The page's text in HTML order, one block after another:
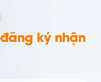
đăng ký nhận